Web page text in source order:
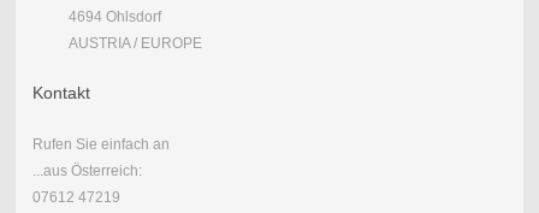
4694 Ohlsdorf
AUSTRIA / EUROPE
Kontakt
Rufen Sie einfach an
...aus Österreich:
07612 47219